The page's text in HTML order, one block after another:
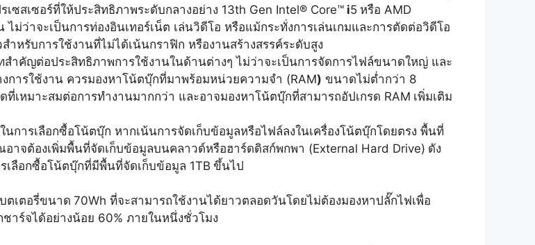
ซสเซอร์ที่ให้ประสิทธิภาพระดับกลางอย่าง 13th Gen Intel® Core™ i5 หรือ AMD
ม่ว่าจะเป็นการท่องอินเทอร์เน็ต เล่นวิดีโอ หรือแม้กระทั่งการเล่นเกมและการตัดต่อวิดีโอ
หรับการใช้งานที่ไม่ได้เน้นกราฟิก หรืองานสร้างสรรค์ระดับสูง
สำคัญต่อประสิทธิภาพการใช้งานในด้านต่างๆ ไม่ว่าจะเป็นการจัดการไฟล์ขนาดใหญ่ และ
การใช้งาน ควรมองหาโน้ตบุ๊กที่มาพร้อมหน่วยความจำ (RAM) ขนาดไม่ต่ำกว่า 8
เหมาะสมต่อการทำงานมากกว่า และอาจมองหาโน้ตบุ๊กที่สามารถอัปเกรด RAM เพิ่มเติม
การเลือกซื้อโน้ตบุ๊ก หากเน้นการจัดเก็บข้อมูลหรือไฟล์ลงในเครื่องโน้ตบุ๊กโดยตรง พื้นที่
าจต้องเพิ่มพื้นที่จัดเก็บข้อมูลบนคลาวด์หรือฮาร์ดดิสก์พกพา (External Hard Drive) ดัง
เลือกซื้อโน้ตบุ๊กที่มีพื้นที่จัดเก็บข้อมูล 1TB ขึ้นไป
ตเตอรี่ขนาด 70Wh ที่จะสามารถใช้งานได้ยาวตลอดวันโดยไม่ต้องมองหาปลั๊กไฟเพื่อ
าร์จได้อย่างน้อย 60% ภายในหนึ่งชั่วโมง